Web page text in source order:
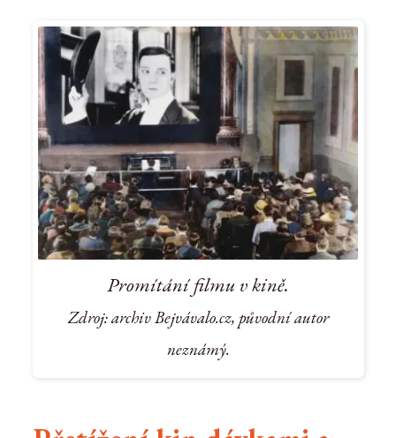
Promítání filmu v kině.
Zdroj: archiv Bejvávalo.cz, původní autor
neznámý.